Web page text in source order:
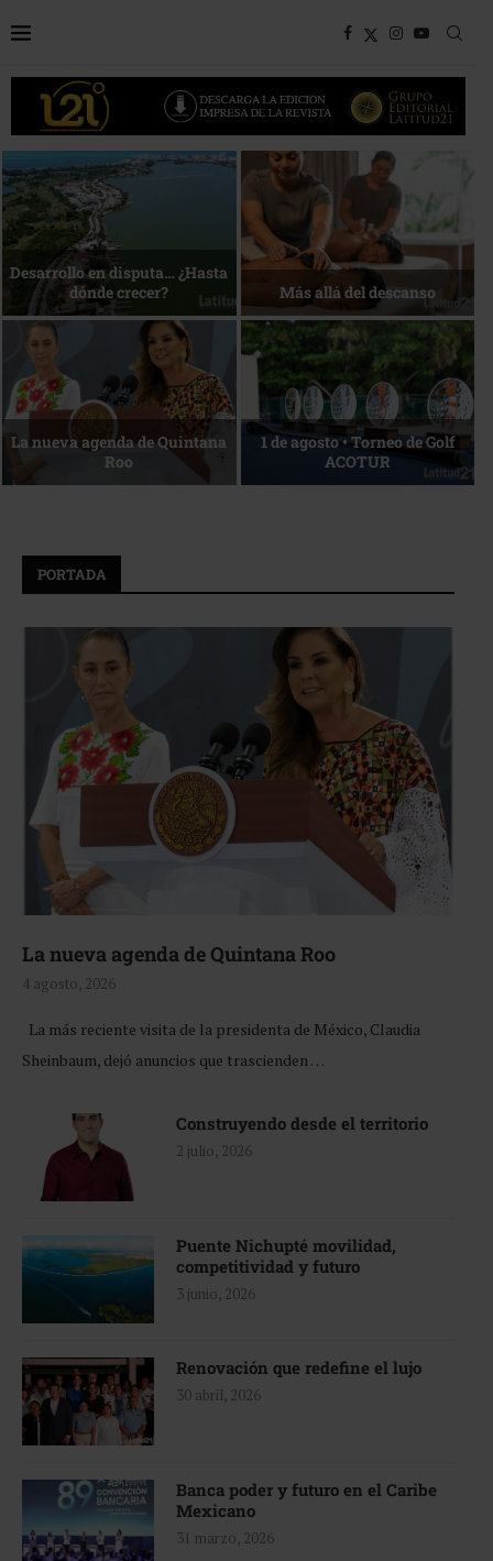
Bottega, un viaje servido a la
mesa
Energía que Impulsa la
competitividad
Reconocimiento de viajeros La esencia del servicio
PORTADA
La nueva agenda de Quintana Roo
4 agosto, 2026
La más reciente visita de la presidenta de México, Claudia
Sheinbaum, dejó anuncios que trascienden …
Construyendo desde el territorio
2 julio, 2026
Puente Nichupté movilidad,
competitividad y futuro
3 junio, 2026
Renovación que redefine el lujo
30 abril, 2026
Banca poder y futuro en el Caribe
Mexicano
31 marzo, 2026